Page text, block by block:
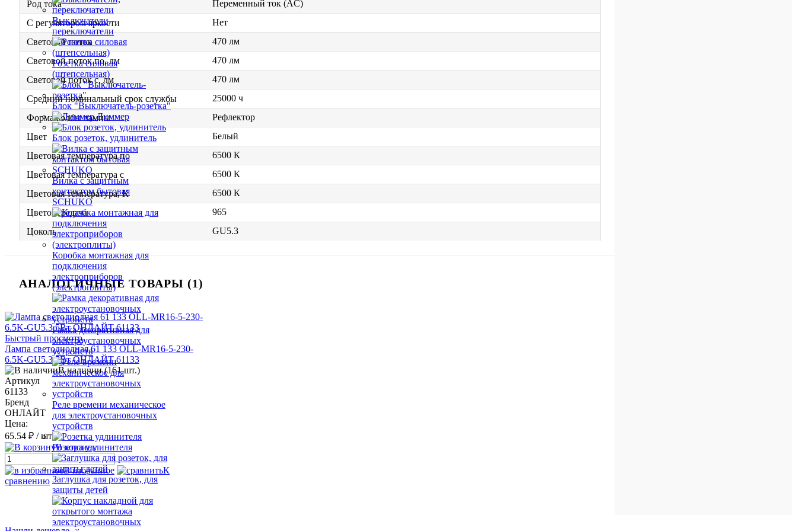
Выключатели,
переключатели
Розетка силовая
(штепсельная)
Блок "Выключатель-розетка"
Диммер
Блок розеток, удлинитель
Вилка с защитным
контактом бытовая
SCHUKO
Коробка монтажная для
подключения
электроприборов
(электроплиты)
Рамка декоративная для
электроустановочных
устройств
Реле времени механическое
для электроустановочных
устройств
Розетка удлинителя
Заглушка для розеток, для
защиты детей
Род тока
Переменный ток (AC)
С регулятором яркости
Нет
Световой поток
470 лм
Световой поток по, лм
470 лм
Световой поток с, лм
470 лм
Средний номинальный срок службы
25000 ч
Форма колбы лампы
Рефлектор
Цвет
Белый
Цветовая температура по
6500 К
Цветовая температура с
6500 К
Цветовая температура, К
6500 К
Цветопередача
965
Цоколь
GU5.3
АНАЛОГИЧНЫЕ ТОВАРЫ (1)
Быстрый просмотр
Лампа светодиодная 61 133 OLL-MR16-5-230-
6.5K-GU5.3 5Вт ОНЛАЙТ 61133
В наличии (161 шт.)
Артикул
61133
Бренд
ОНЛАЙТ
Цена:
65.54 ₽ / шт.
В корзину
В избранное
К
сравнению